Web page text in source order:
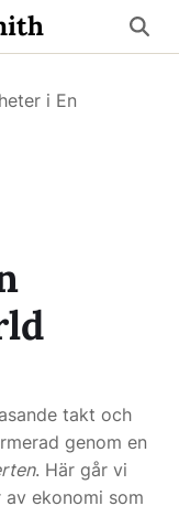
i En
takt och
genom en
. Här går vi
av ekonomi som